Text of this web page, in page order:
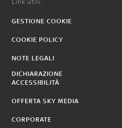
Link utili:
GESTIONE COOKIE
COOKIE POLICY
NOTE LEGALI
DICHIARAZIONE
ACCESSIBILITÀ
OFFERTA SKY MEDIA
CORPORATE